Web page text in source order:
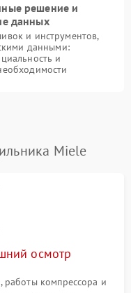
решение и
данных
и инструментов,
данными:
и
Miele
осмотр
компрессора и